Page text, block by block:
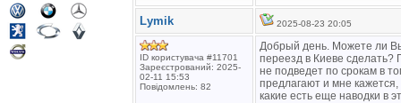
Lymik 2025-08-23 20:05
ID користувача #11701
Зареєстрований: 2025-
02-11 15:53
Повідомлень: 82
Добрый день. Можете ли
переезд в Киеве сделать?
не подведет по срокам в
предлагают и мне
какие есть еще наводки в